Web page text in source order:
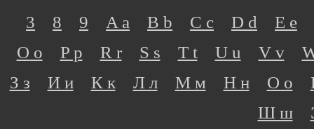
3 8 9 A a B b C c D d
E e
O o
P p R r S s T t U u V v
З з
И и К к Л л М м Н н О о
Ш ш